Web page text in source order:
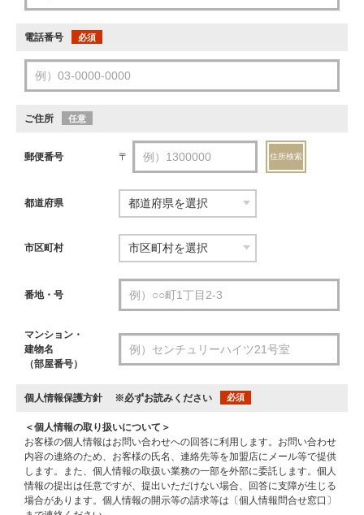
電話番号 必須
ご住所 任意
郵便番号 〒 住所検索
都道府県
市区町村
番地・号
マンション・
建物名
（部屋番号）
個人情報保護方針 ※必ずお読みください 必須
＜個人情報の取り扱いについて＞
お客様の個人情報はお問い合わせへの回答に利用します。お問い合わせ
内容の連絡のため、お客様の氏名、連絡先等を加盟店にメール等で提供
します。また、個人情報の取扱い業務の一部を外部に委託します。個人
情報の提出は任意ですが、提出いただけない場合、回答に支障が生じる
場合があります。個人情報の開示等の請求等は〔個人情報問合せ窓口〕